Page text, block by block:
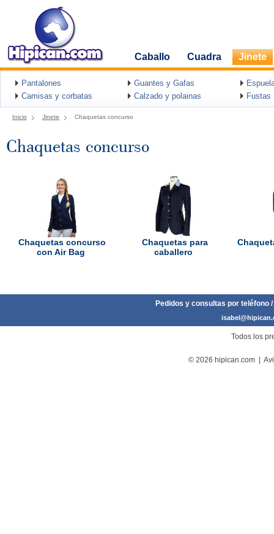
Caballo Cuadra Jinete
Pantalones Guantes y Gafas
Camisas y corbatas
Calzado y polainas Fustas
Inicio Jinete Chaquetas concurso
Chaquetas concurso
Chaquetas concurso
con Air Bag
Chaquetas para
caballero
Pedidos y consultas por teléfono
Todos los
© 2026 hipican.com |